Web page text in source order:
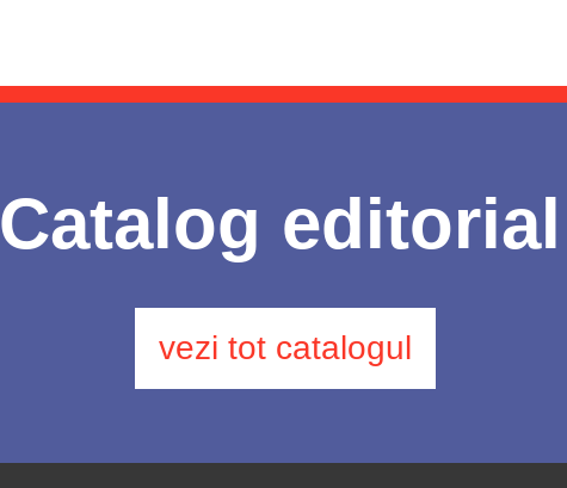
Catalog editorial
vezi tot catalogul